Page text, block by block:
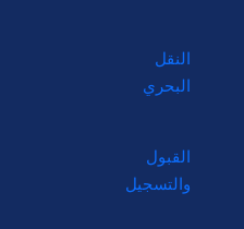
النقل
البحري
القبول
والتسجيل